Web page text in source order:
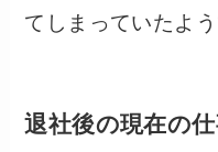
てしまっていたよう
退社後の現在の